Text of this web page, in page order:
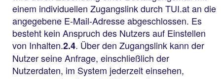
einem individuellen Zugangslink durch TUI.at an die
angegebene E-Mail-Adresse abgeschlossen. Es
besteht kein Anspruch des Nutzers auf Einstellen
von Inhalten.2.4. Über den Zugangslink kann der
Nutzer seine Anfrage, einschließlich der
Nutzerdaten, im System jederzeit einsehen,